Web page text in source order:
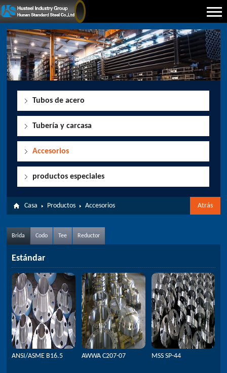
Tubos de acero
Tubería y carcasa
Accesorios
productos especiales
Atrás
Casa Productos Accesorios
Brida Codo Tee Reductor
Estándar
ANSI/ASME B16.5 AWWA C207-07 MSS SP-44